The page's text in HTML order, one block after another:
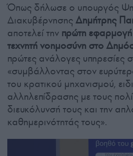
Όπως δήλωσε ο υπουργός
Διακυβέρνησης Δημήτρης
αποτελεί την πρώτη εφαρμογή
τεχνητή νοημοσύνη στο
πρώτες ανάλογες υπηρεσίες
«συμβάλλοντας στον
του κρατικού μηχανισμού,
αλληλεπίδρασης με τους
διευκόλυνσή τους και την
καθημερινότητάς τους».